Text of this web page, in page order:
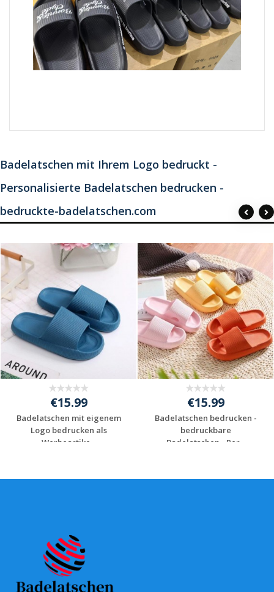
Badelatschen mit Ihrem Logo bedruckt -
Personalisierte Badelatschen bedrucken -
bedruckte-badelatschen.com
€15.99
Badelatschen mit eigenem
Logo bedrucken als
Werbeartike...
€15.99
Badelatschen bedrucken -
bedruckbare
Badelatschen - Per...